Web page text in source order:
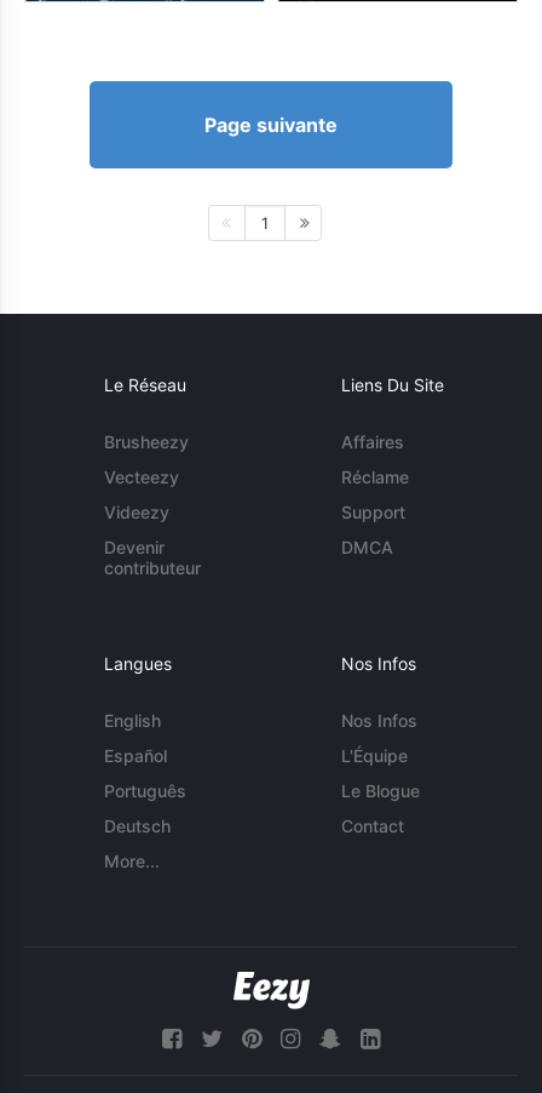
Page suivante
1
Le Réseau
Brusheezy
Vecteezy
Videezy
Devenir
contributeur
Liens Du Site
Affaires
Réclame
Support
DMCA
Langues
English
Español
Português
Deutsch
More...
Nos Infos
Nos Infos
L'Équipe
Le Blogue
Contact